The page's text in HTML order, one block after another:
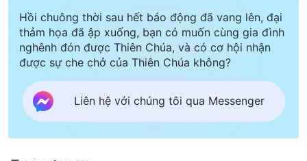
Hồi chuông thời sau hết báo động đã vang lên, đại
thảm họa đã ập xuống, bạn có muốn cùng gia đình
nghênh đón được Thiên Chúa, và có cơ hội nhận
được sự che chở của Thiên Chúa không?
Liên hệ với chúng tôi qua Messenger